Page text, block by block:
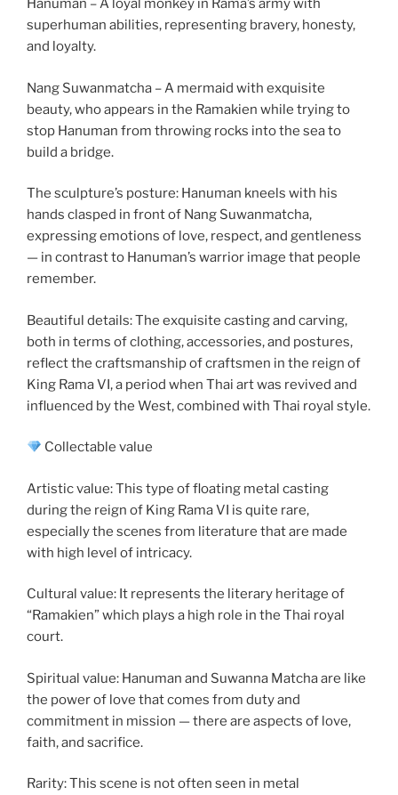
Hanuman – A loyal monkey in Rama’s army with
superhuman abilities, representing bravery, honesty,
and loyalty.
Nang Suwanmatcha – A mermaid with exquisite
beauty, who appears in the Ramakien while trying to
stop Hanuman from throwing rocks into the sea to
build a bridge.
The sculpture’s posture: Hanuman kneels with his
hands clasped in front of Nang Suwanmatcha,
expressing emotions of love, respect, and gentleness
— in contrast to Hanuman’s warrior image that people
remember.
Beautiful details: The exquisite casting and carving,
both in terms of clothing, accessories, and postures,
reflect the craftsmanship of craftsmen in the reign of
King Rama VI, a period when Thai art was revived and
influenced by the West, combined with Thai royal style.
Collectable value
Artistic value: This type of floating metal casting
during the reign of King Rama VI is quite rare,
especially the scenes from literature that are made
with high level of intricacy.
Cultural value: It represents the literary heritage of
“Ramakien” which plays a high role in the Thai royal
court.
Spiritual value: Hanuman and Suwanna Matcha are like
the power of love that comes from duty and
commitment in mission — there are aspects of love,
faith, and sacrifice.
Rarity: This scene is not often seen in metal